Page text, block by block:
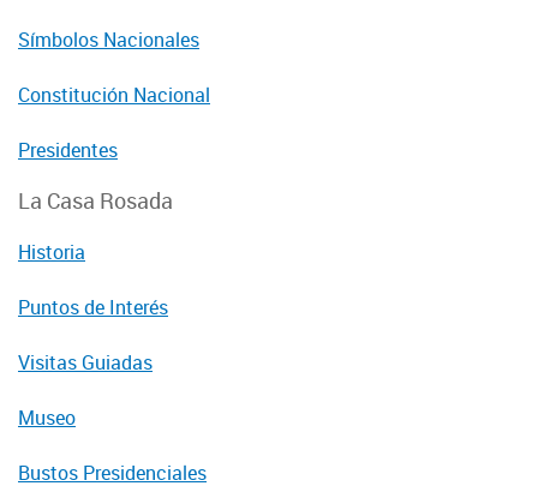
Símbolos Nacionales
Constitución Nacional
Presidentes
La Casa Rosada
Historia
Puntos de Interés
Visitas Guiadas
Museo
Bustos Presidenciales